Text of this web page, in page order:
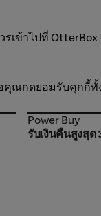
ข้าไปที่
คุณกดยอมรับคุกกี้
Power Buy
Power Buy
รับเงินคืนสูงสุด